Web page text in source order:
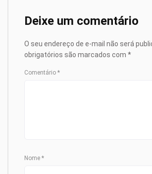
Deixe um comentário
O seu endereço de e-mail não será
obrigatórios são marcados com *
Comentário *
Nome *